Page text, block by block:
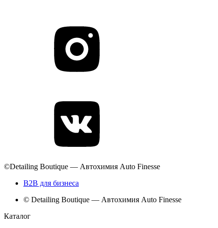
©Detailing Boutique — Автохимия Auto Finesse
B2B для бизнеса
© Detailing Boutique — Автохимия Auto Finesse
Каталог